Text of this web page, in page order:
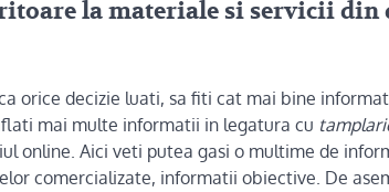
la materiale si servicii din
orice decizie luati, sa fiti cat mai bine
mai multe informatii in legatura cu
online. Aici veti putea gasi o multime de
comercializate, informatii obiective. De